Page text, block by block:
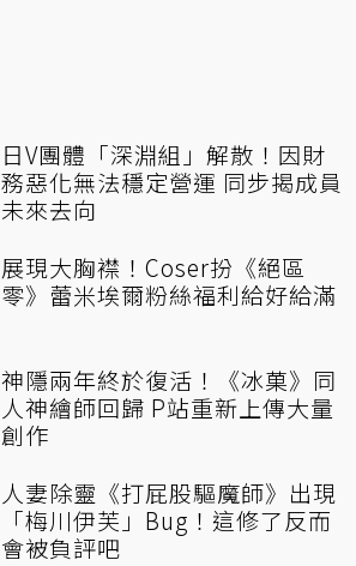
日V團體「深淵組」解散！因財
務惡化無法穩定營運 同步揭成員
未來去向
展現大胸襟！Coser扮《絕區
零》蕾米埃爾粉絲福利給好給滿
神隱兩年終於復活！《冰菓》同
人神繪師回歸 P站重新上傳大量
創作
人妻除靈《打屁股驅魔師》出現
「梅川伊芙」Bug！這修了反而
會被負評吧